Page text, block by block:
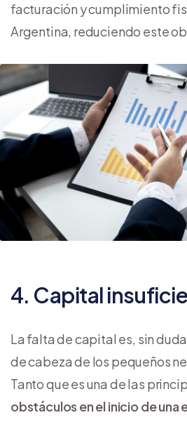
facturación y cumplimiento
Argentina, reduciendo este
4. Capital
La falta de capital es, sin
de cabeza de los pequeños
Tanto que es una de las
obstáculos en el inicio de una